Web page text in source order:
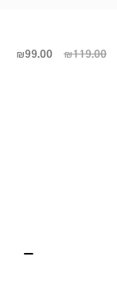
₪119.00
₪99.00